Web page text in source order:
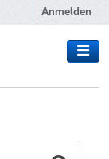
Anmelden